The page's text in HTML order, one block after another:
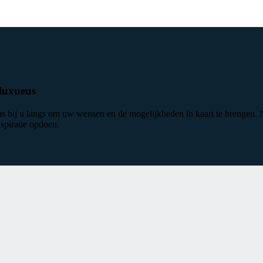
bij u langs om uw wensen en de mogelijkheden in kaart te
opdoen.